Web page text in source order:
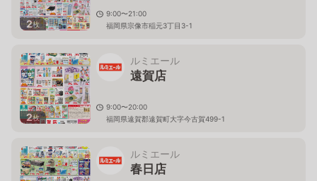
2枚
9:00〜21:00
福岡県宗像市稲元3丁目3-1
2枚
ルミエール
遠賀店
9:00〜20:00
福岡県遠賀郡遠賀町大字今古賀499-1
ルミエール
春日店